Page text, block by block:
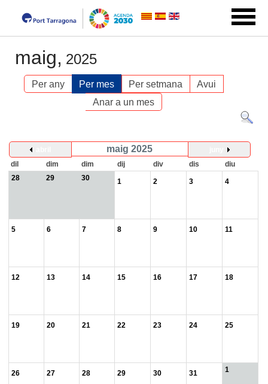
maig, 2025
Per any Per mes Per setmana
Avui
Anar a un mes
maig 2025
dil
dim dim dij div dis
diu
28
29 30 1 2 3 4
5 6 7 8 9 10 11
12 13 14 15 16 17 18
19 20 21 22 23 24 25
26 27 28 29 30 31 1